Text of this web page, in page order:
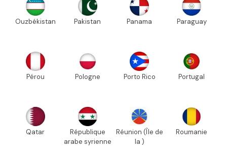
Ouzbékistan Pakistan Panama Paraguay
Pérou Pologne Porto Rico Portugal
Qatar
République
arabe syrienne
Réunion (Île de
la )
Roumanie